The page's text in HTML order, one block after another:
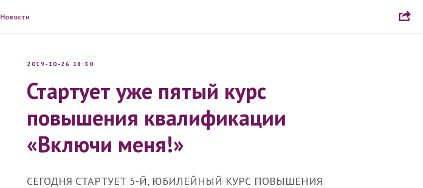
Новости
2019-10-26 18:30
Стартует уже пятый курс
повышения квалификации
«Включи меня!»
СЕГОДНЯ СТАРТУЕТ 5-Й, ЮБИЛЕЙНЫЙ КУРС ПОВЫШЕНИЯ